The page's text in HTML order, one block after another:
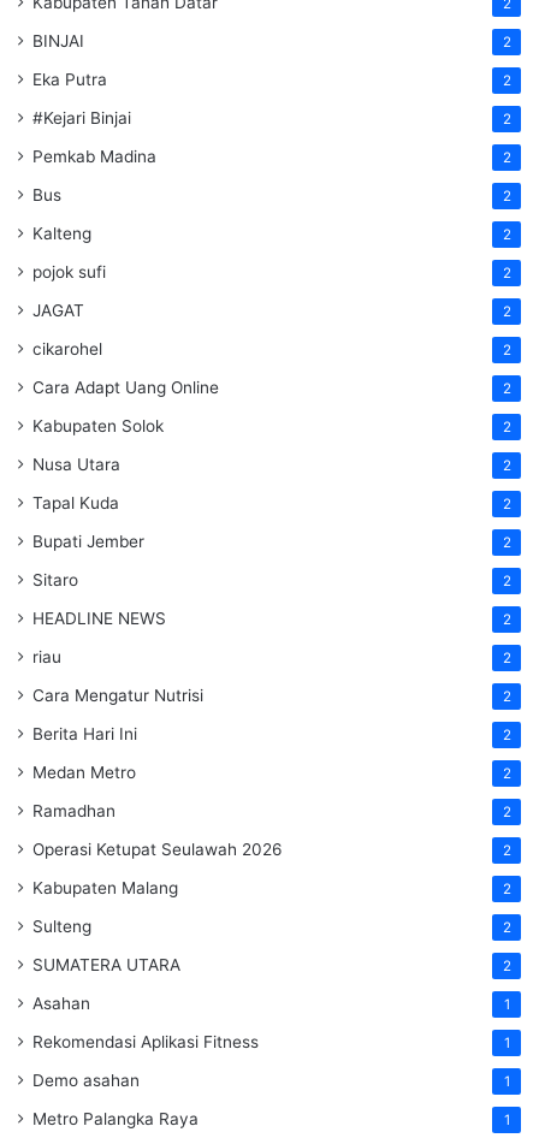
2
BINJAI 2
Eka Putra 2
#Kejari Binjai 2
Pemkab Madina 2
Bus 2
Kalteng 2
pojok sufi 2
JAGAT 2
cikarohel 2
Cara Adapt Uang Online 2
Kabupaten Solok 2
Nusa Utara 2
Tapal Kuda 2
Bupati Jember 2
Sitaro 2
HEADLINE NEWS 2
riau 2
Cara Mengatur Nutrisi 2
Berita Hari Ini 2
Medan Metro 2
Ramadhan 2
Operasi Ketupat Seulawah 2026 2
Kabupaten Malang 2
Sulteng 2
SUMATERA UTARA 2
Asahan 1
Rekomendasi Aplikasi Fitness 1
Demo asahan 1
Metro Palangka Raya 1